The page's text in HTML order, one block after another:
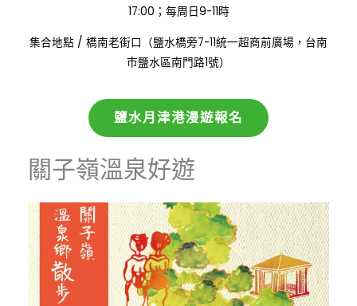
17:00；每周日9-11時
集合地點: / 橋南老街口（鹽水橋旁7-11統一超商前廣場，台南
市鹽水區南門路1號）
鹽水月津港漫遊報名
關子嶺溫泉好遊